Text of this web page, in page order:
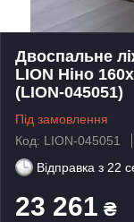
Двоспальне
LION Ніно
(LION-045051)
Під замовлення
Код: LION-045051
Відправка з 22
23 261 ₴